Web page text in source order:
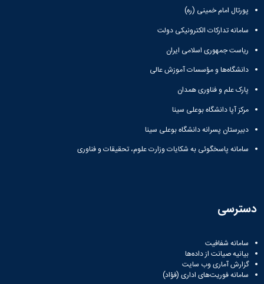
پورتال امام خمینی (ره)
سامانه تدارکات الکترونیکی دولت
ریاست جمهوری اسلامی ایران
دانشگاه‌ها و مؤسسات آموزش عالی
پارک علم و فناوری همدان
مرکز آپا دانشگاه بوعلی سینا
دبیرستان پسرانه دانشگاه بوعلی سینا
سامانه پاسخگوئی به شکایات وزارت علوم، تحقیقات و فناوری
دسترسی
سامانه شفافیت
بیانیه صیانت از داده‌ها
گزارش آماری وب‌ سایت
سامانه فوریت‌های اداری (فؤاد)